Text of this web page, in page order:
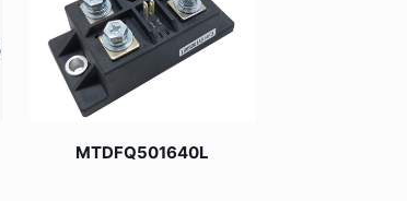
MTDFQ501640L